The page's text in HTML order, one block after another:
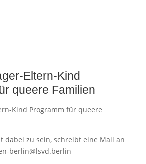
Eltern-Kind
queere Familien
Kind Programm für queere
dabei zu sein, schreibt eine Mail an
berlin@lsvd.berlin